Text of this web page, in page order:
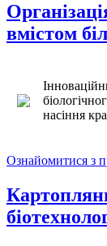
вмістом
насіння
Ознайомитися з